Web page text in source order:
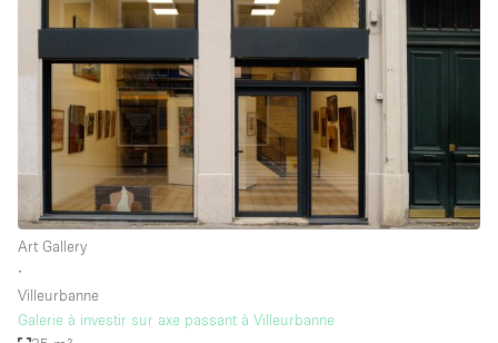
Art Gallery
∙
Villeurbanne
Galerie à investir sur axe passant à Villeurbanne